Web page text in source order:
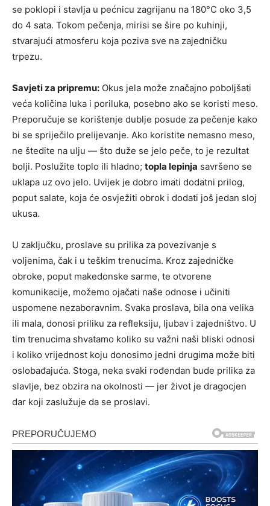
se poklopi i stavlja u pećnicu zagrijanu na 180°C oko 3,5
do 4 sata. Tokom pečenja, mirisi se šire po kuhinji,
stvarajući atmosferu koja poziva sve na zajedničku
trpezu.
Savjeti za pripremu: Okus jela može značajno poboljšati
veća količina luka i poriluka, posebno ako se koristi meso.
Preporučuje se korištenje dublje posude za pečenje kako
bi se spriječilo prelijevanje. Ako koristite nemasno meso,
ne štedite na ulju — što duže se jelo peče, to je rezultat
bolji. Poslužite toplo ili hladno; topla lepinja savršeno se
uklapa uz ovo jelo. Uvijek je dobro imati dodatni prilog,
poput salate, koja će osvježiti obrok i dodati još jedan sloj
ukusa.
U zaključku, proslave su prilika za povezivanje s
voljenima, čak i u teškim trenucima. Kroz zajedničke
obroke, poput makedonske sarme, te otvorene
komunikacije, možemo ojačati naše odnose i učiniti
uspomene nezaboravnim. Svaka proslava, bila ona velika
ili mala, donosi priliku za refleksiju, ljubav i zajedništvo. U
tim trenucima shvatamo koliko su važni naši bliski odnosi
i koliko vrijednost koju donosimo jedni drugima može biti
oslobađajuća. Stoga, neka svaki rođendan bude prilika za
slavlje, bez obzira na okolnosti — jer život je dragocjen
dar koji zaslužuje da se proslavi.